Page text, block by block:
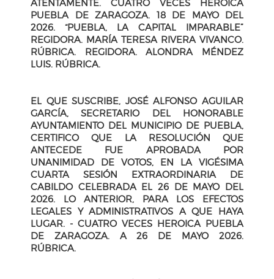
ATENTAMENTE. CUATRO VECES HEROICA
PUEBLA DE ZARAGOZA. 18 DE MAYO DEL
2026. “PUEBLA, LA CAPITAL IMPARABLE”
REGIDORA. MARÍA TERESA RIVERA VIVANCO.
RÚBRICA. REGIDORA. ALONDRA MÉNDEZ
LUIS. RÚBRICA.
EL QUE SUSCRIBE, JOSÉ ALFONSO AGUILAR
GARCÍA, SECRETARIO DEL HONORABLE
AYUNTAMIENTO DEL MUNICIPIO DE PUEBLA,
CERTIFICO QUE LA RESOLUCIÓN QUE
ANTECEDE FUE APROBADA POR
UNANIMIDAD DE VOTOS, EN LA VIGÉSIMA
CUARTA SESIÓN EXTRAORDINARIA DE
CABILDO CELEBRADA EL 26 DE MAYO DEL
2026. LO ANTERIOR, PARA LOS EFECTOS
LEGALES Y ADMINISTRATIVOS A QUE HAYA
LUGAR. - CUATRO VECES HEROICA PUEBLA
DE ZARAGOZA. A 26 DE MAYO 2026.
RÚBRICA.